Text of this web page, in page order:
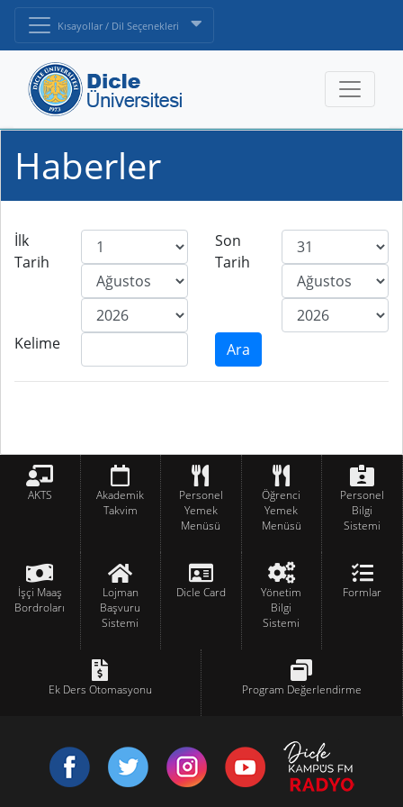
Kısayollar / Dil Seçenekleri
Haberler
İlk
Tarih
Son
Tarih
Kelime
AKTS
Akademik
Takvim
Personel
Yemek
Menüsü
Öğrenci
Yemek
Menüsü
Personel
Bilgi
Sistemi
İşçi Maaş
Bordroları
Lojman
Başvuru
Sistemi
Dicle Card
Yönetim
Bilgi
Sistemi
Formlar
Ek Ders Otomasyonu Program Değerlendirme